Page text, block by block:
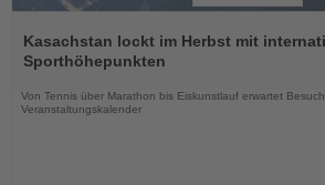
Sie
die
Nachrichten
Kasachstan lockt im Herbst mit
Sporthöhepunkten
Von Tennis über Marathon bis Eiskunstlauf erwartet
Veranstaltungskalender